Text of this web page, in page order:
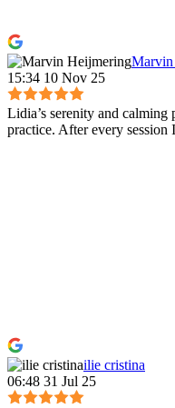
15:34 10 Nov 25
Lidia’s serenity and calming
practice. After every
ilie cristina
06:48 31 Jul 25